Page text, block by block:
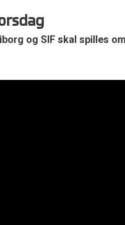
og SIF skal spilles